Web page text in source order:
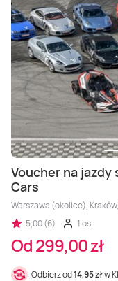
Voucher na
Cars
Warszawa (okolice),
5,00 (6)
1 os.
Od 299,00 zł
Odbierz od14,95 złw